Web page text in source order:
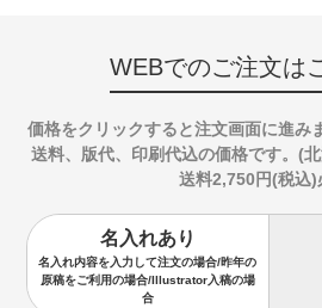
WEBでのご注文は
価格をクリックすると注文画面に進み
送料、版代、印刷代込の価格です。(
送料2,750円(税込)
名入れあり
名入れ内容を入力して注文の場合/昨年の
原稿をご利用の場合/Illustrator入稿の場
合